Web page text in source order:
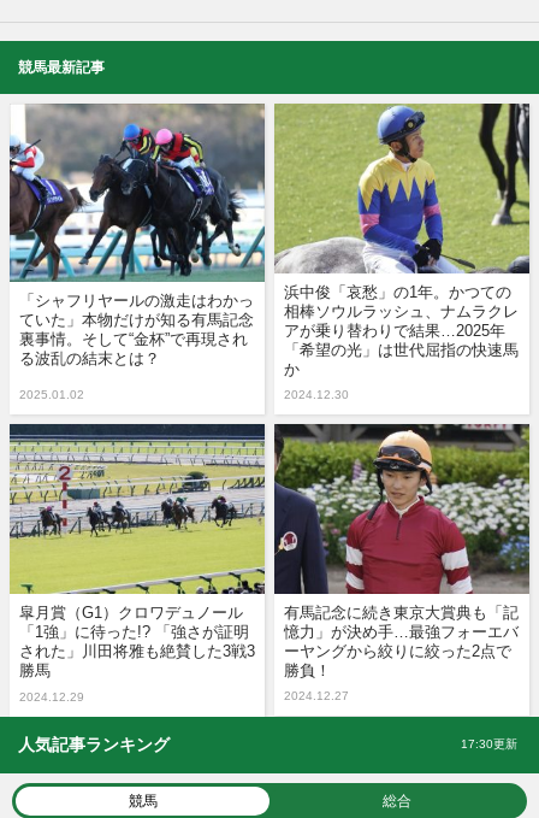
競馬最新記事
「シャフリヤールの激走はわかっ
ていた」本物だけが知る有馬記念
裏事情。そして“金杯”で再現され
る波乱の結末とは？
2025.01.02
浜中俊「哀愁」の1年。かつての
相棒ソウルラッシュ、ナムラクレ
アが乗り替わりで結果…2025年
「希望の光」は世代屈指の快速馬
か
2024.12.30
皐月賞（G1）クロワデュノール
「1強」に待った!? 「強さが証明
された」川田将雅も絶賛した3戦3
勝馬
2024.12.29
有馬記念に続き東京大賞典も「記
憶力」が決め手…最強フォーエバ
ーヤングから絞りに絞った2点で
勝負！
2024.12.27
人気記事ランキング 17:30更新
競馬 総合